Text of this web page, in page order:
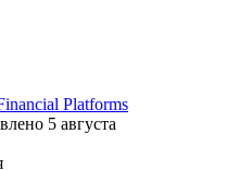
Platforms
5 августа